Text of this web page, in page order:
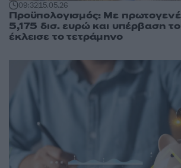
09:3215.05.26
Προϋπολογισμός: Με
5,175 δισ. ευρώ και υπέρβαση
έκλεισε το τετράμηνο